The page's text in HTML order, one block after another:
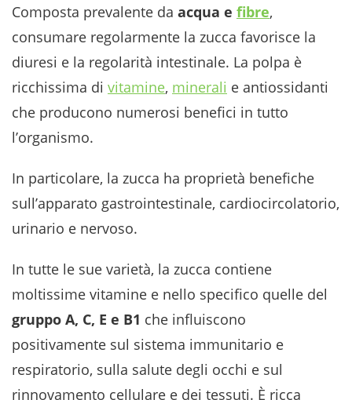
Composta prevalente da acqua e fibre,
consumare regolarmente la zucca favorisce la
diuresi e la regolarità intestinale. La polpa è
ricchissima di vitamine, minerali e antiossidanti
che producono numerosi benefici in tutto
l’organismo.
In particolare, la zucca ha proprietà benefiche
sull’apparato gastrointestinale, cardiocircolatorio,
urinario e nervoso.
In tutte le sue varietà, la zucca contiene
moltissime vitamine e nello specifico quelle del
gruppo A, C, E e B1 che influiscono
positivamente sul sistema immunitario e
respiratorio, sulla salute degli occhi e sul
rinnovamento cellulare e dei tessuti. È ricca